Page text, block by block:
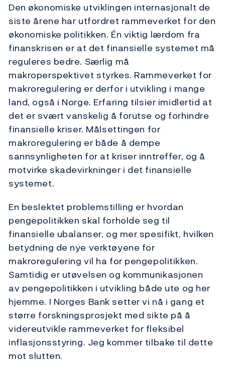
Den økonomiske utviklingen internasjonalt de
siste årene har utfordret rammeverket for den
økonomiske politikken. Én viktig lærdom fra
finanskrisen er at det finansielle systemet må
reguleres bedre. Særlig må
makroperspektivet styrkes. Rammeverket for
makroregulering er derfor i utvikling i mange
land, også i Norge. Erfaring tilsier imidlertid at
det er svært vanskelig å forutse og forhindre
finansielle kriser. Målsettingen for
makroregulering er både å dempe
sannsynligheten for at kriser inntreffer, og å
motvirke skadevirkninger i det finansielle
systemet.
En beslektet problemstilling er hvordan
pengepolitikken skal forholde seg til
finansielle ubalanser, og mer spesifikt, hvilken
betydning de nye verktøyene for
makroregulering vil ha for pengepolitikken.
Samtidig er utøvelsen og kommunikasjonen
av pengepolitikken i utvikling både ute og her
hjemme. I Norges Bank setter vi nå i gang et
større forskningsprosjekt med sikte på å
videreutvikle rammeverket for fleksibel
inflasjonsstyring. Jeg kommer tilbake til dette
mot slutten.